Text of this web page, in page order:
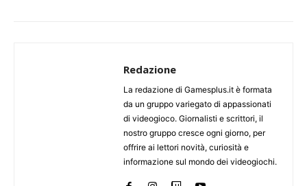
Redazione
La redazione di Gamesplus.it è formata
da un gruppo variegato di appassionati
di videogioco. Giornalisti e scrittori, il
nostro gruppo cresce ogni giorno, per
offrire ai lettori novità, curiosità e
informazione sul mondo dei videogiochi.